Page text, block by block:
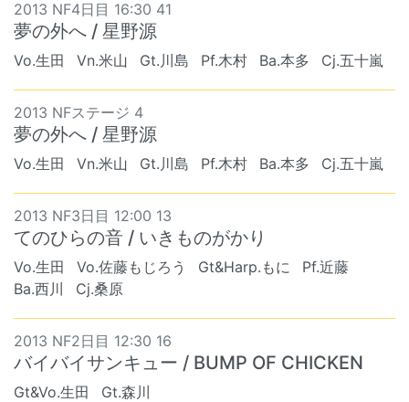
2013 NF4日目 16:30 41
夢の外へ / 星野源
Vo.生田 Vn.米山 Gt.川島 Pf.木村 Ba.本多 Cj.五十嵐
2013 NFステージ 4
夢の外へ / 星野源
Vo.生田 Vn.米山 Gt.川島 Pf.木村 Ba.本多 Cj.五十嵐
2013 NF3日目 12:00 13
てのひらの音 / いきものがかり
Vo.生田 Vo.佐藤もじろう Gt&Harp.もに
Pf.近藤
Ba.西川
Cj.桑原
2013 NF2日目 12:30 16
バイバイサンキュー / BUMP OF CHICKEN
Gt&Vo.生田 Gt.森川